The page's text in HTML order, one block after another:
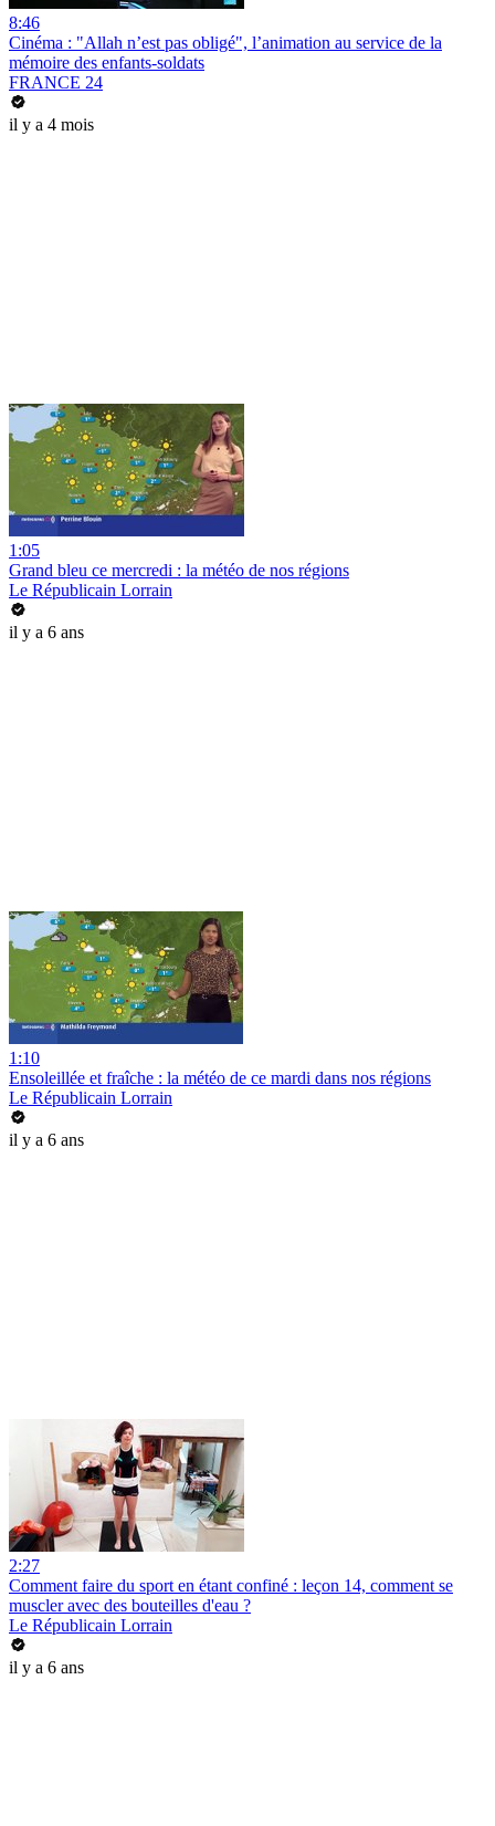
8:46
Cinéma : "Allah n’est pas obligé", l’animation au service de la
mémoire des enfants-soldats
FRANCE 24
il y a 4 mois
1:05
Grand bleu ce mercredi : la météo de nos régions
Le Républicain Lorrain
il y a 6 ans
1:10
Ensoleillée et fraîche : la météo de ce mardi dans nos régions
Le Républicain Lorrain
il y a 6 ans
2:27
Comment faire du sport en étant confiné : leçon 14, comment se
muscler avec des bouteilles d'eau ?
Le Républicain Lorrain
il y a 6 ans